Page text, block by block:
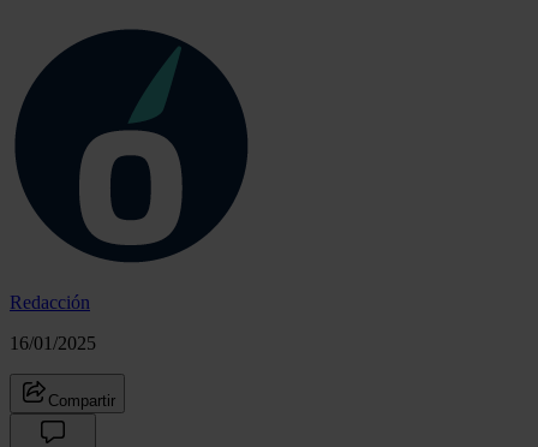
Redacción
16/01/2025
Compartir